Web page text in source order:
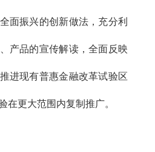
面振兴的创新做法，充分利
产品的宣传解读，全面反映
进现有普惠金融改革试验区
在更大范围内复制推广。